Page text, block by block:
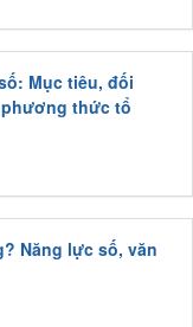
Mục tiêu, đối
thức tổ
Năng lực số, văn